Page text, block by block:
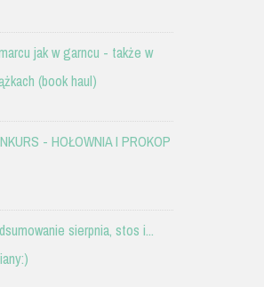
jak w garncu - także w
(book haul)
- HOŁOWNIA I PROKOP
sierpnia, stos i...